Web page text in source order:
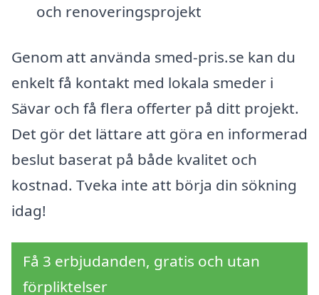
och renoveringsprojekt
Genom att använda smed-pris.se kan du
enkelt få kontakt med lokala smeder i
Sävar och få flera offerter på ditt projekt.
Det gör det lättare att göra en informerad
beslut baserat på både kvalitet och
kostnad. Tveka inte att börja din sökning
idag!
Få 3 erbjudanden, gratis och utan
förpliktelser